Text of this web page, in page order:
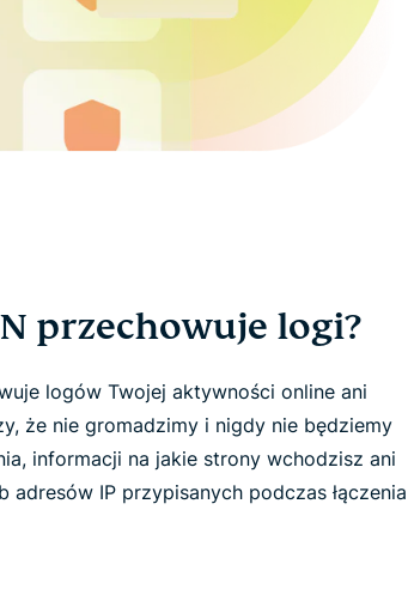
przechowuje logi?
logów Twojej aktywności online ani
że nie gromadzimy i nigdy nie będziemy
informacji na jakie strony wchodzisz ani
adresów IP przypisanych podczas łączenia